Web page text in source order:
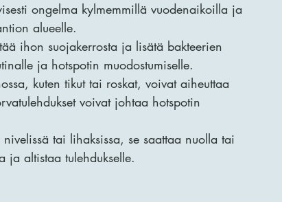
ongelma kylmemmillä vuodenaikoilla ja
alueelle.
ihon suojakerrosta ja lisätä bakteerien
ja hotspotin muodostumiselle.
kuten tikut tai roskat, voivat aiheuttaa
voivat johtaa hotspotin
tai lihaksissa, se saattaa nuolla tai
altistaa tulehdukselle.